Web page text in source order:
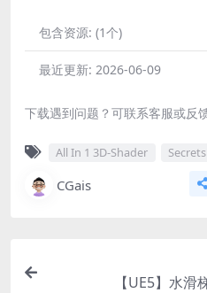
包含资源: (1个)
最近更新: 2026-06-09
下载遇到问题？可联系客服或反
All In 1 3D-Shader
CGais
【UE5】水